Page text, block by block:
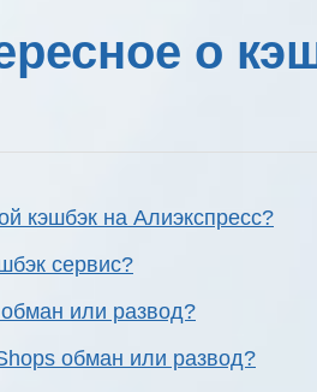
о
кэшбэк на Алиэкспресс?
сервис?
или развод?
обман или развод?